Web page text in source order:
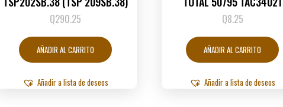
Q290.25
AÑADIR AL CARRITO
Añadir a lista de deseos
Q8.25
AÑADIR AL CARRITO
Añadir a lista de deseos